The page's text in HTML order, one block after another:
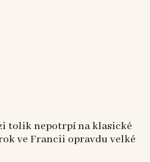
tolik nepotrpí na klasické
ve Francii opravdu velké